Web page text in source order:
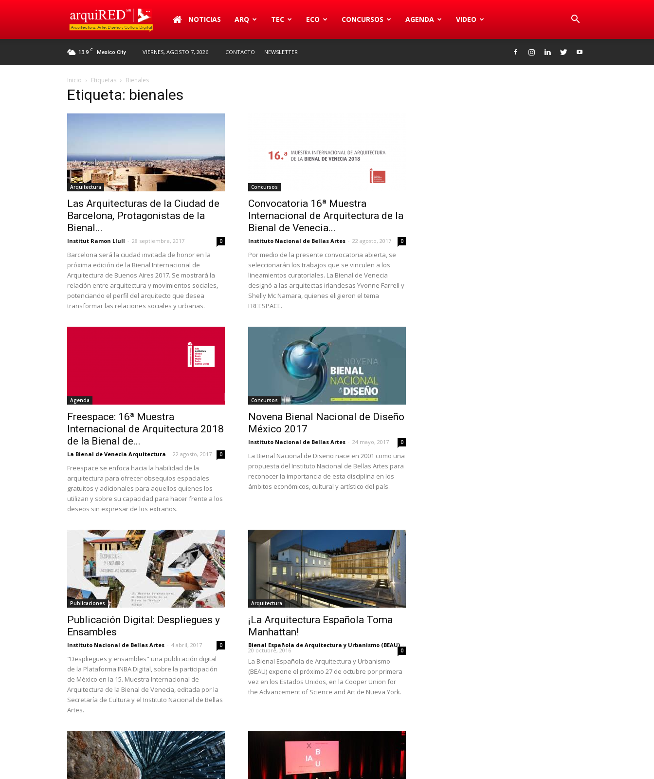
arquiREDNOTICIAS ARQ TEC ECO CONCURSOS AGENDA VIDEO
13.9 C Mexico City VIERNES, AGOSTO 7, 2026 CONTACTO NEWSLETTER
Inicio Etiquetas Bienales
Etiqueta: bienales
Arquitectura
Las Arquitecturas de la Ciudad de
Barcelona, Protagonistas de la
Bienal...
Institut Ramon Llull - 28 septiembre, 2017 0
Barcelona será la ciudad invitada de honor en la
próxima edición de la Bienal Internacional de
Arquitectura de Buenos Aires 2017. Se mostrará la
relación entre arquitectura y movimientos sociales,
potenciando el perfil del arquitecto que desea
transformar las relaciones sociales y urbanas.
Concursos
Convocatoria 16ª Muestra
Internacional de Arquitectura de la
Bienal de Venecia...
Instituto Nacional de Bellas Artes - 22 agosto, 2017 0
Por medio de la presente convocatoria abierta, se
seleccionarán los trabajos que se vinculen a los
lineamientos curatoriales. La Bienal de Venecia
designó a las arquitectas irlandesas Yvonne Farrell y
Shelly Mc Namara, quienes eligieron el tema
FREESPACE.
Agenda
Freespace: 16ª Muestra
Internacional de Arquitectura 2018
de la Bienal de...
La Bienal de Venecia Arquitectura - 22 agosto, 2017 0
Freespace se enfoca hacia la habilidad de la
arquitectura para ofrecer obsequios espaciales
gratuitos y adicionales para aquellos quienes los
utilizan y sobre su capacidad para hacer frente a los
deseos sin expresar de los extraños.
Concursos
Novena Bienal Nacional de Diseño
México 2017
Instituto Nacional de Bellas Artes - 24 mayo, 2017 0
La Bienal Nacional de Diseño nace en 2001 como una
propuesta del Instituto Nacional de Bellas Artes para
reconocer la importancia de esta disciplina en los
ámbitos económicos, cultural y artístico del país.
Publicaciones
Publicación Digital: Despliegues y
Ensambles
Instituto Nacional de Bellas Artes - 4 abril, 2017 0
"Despliegues y ensambles" una publicación digital
de la Plataforma INBA Digital, sobre la participación
de México en la 15. Muestra Internacional de
Arquitectura de la Bienal de Venecia, editada por la
Secretaría de Cultura y el Instituto Nacional de Bellas
Artes.
Arquitectura
¡La Arquitectura Española Toma
Manhattan!
Bienal Española de Arquitectura y Urbanismo (BEAU) -
20 octubre, 2016 0
La Bienal Española de Arquitectura y Urbanismo
(BEAU) expone el próximo 27 de octubre por primera
vez en los Estados Unidos, en la Cooper Union for
the Advancement of Science and Art de Nueva York.